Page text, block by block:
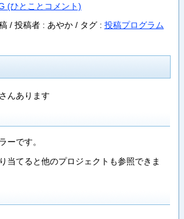
(ひとことコメント)
/ 投稿者 : あやか / タグ : 投稿プログラム
んあります
ーです。
当てると他のプロジェクトも参照できま